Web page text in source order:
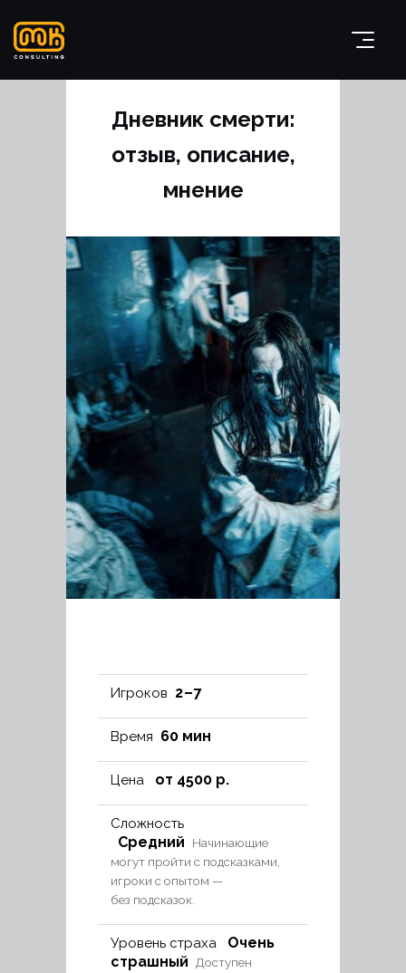
Дневник смерти:
отзыв, описание,
мнение
Игроков 2 – 7
Время 60 мин
Цена от 4500 р.
Сложность
Средний
Начинающие
могут пройти с подсказками,
игроки с опытом —
без подсказок.
Уровень страха
Очень
страшный
Доступен